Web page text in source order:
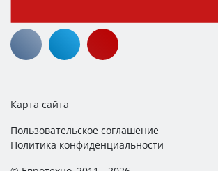
Карта сайта
Пользовательское соглашение
Политика конфиденциальности